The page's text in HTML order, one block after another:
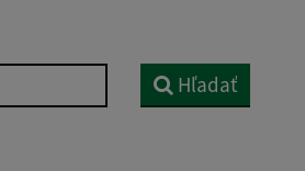
Hľadať